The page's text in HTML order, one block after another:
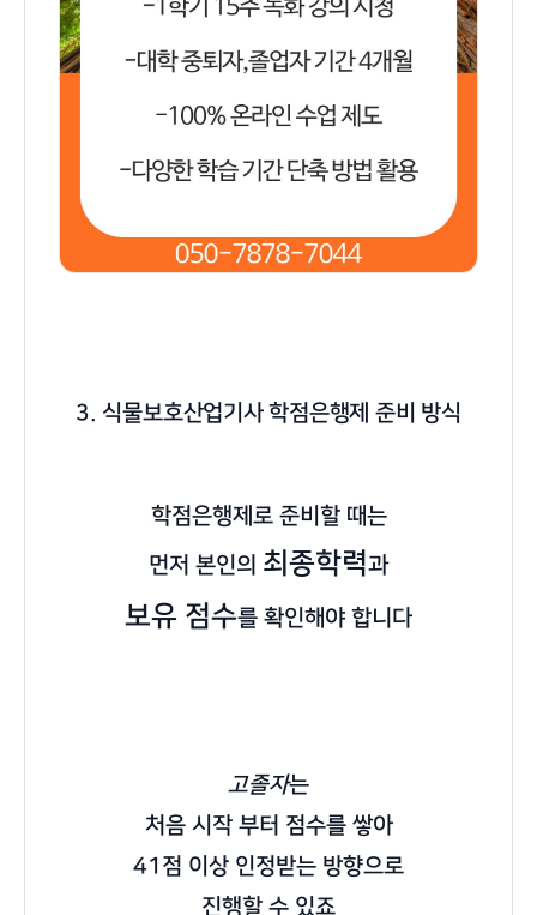
3. 식물보호산업기사 학점은행제 준비 방식
학점은행제로 준비할 때는
먼저 본인의 최종학력과
보유 점수를 확인해야 합니다
고졸자는
처음 시작 부터 점수를 쌓아
41점 이상 인정받는 방향으로
진행할 수 있죠